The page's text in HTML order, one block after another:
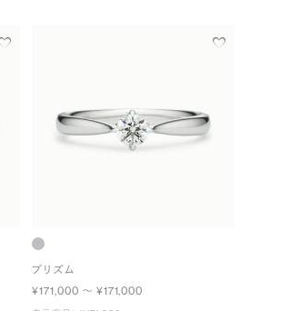
プリズム
¥171,000 〜 ¥171,000